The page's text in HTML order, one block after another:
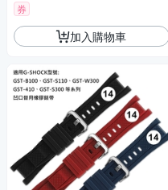
券
加入購物車